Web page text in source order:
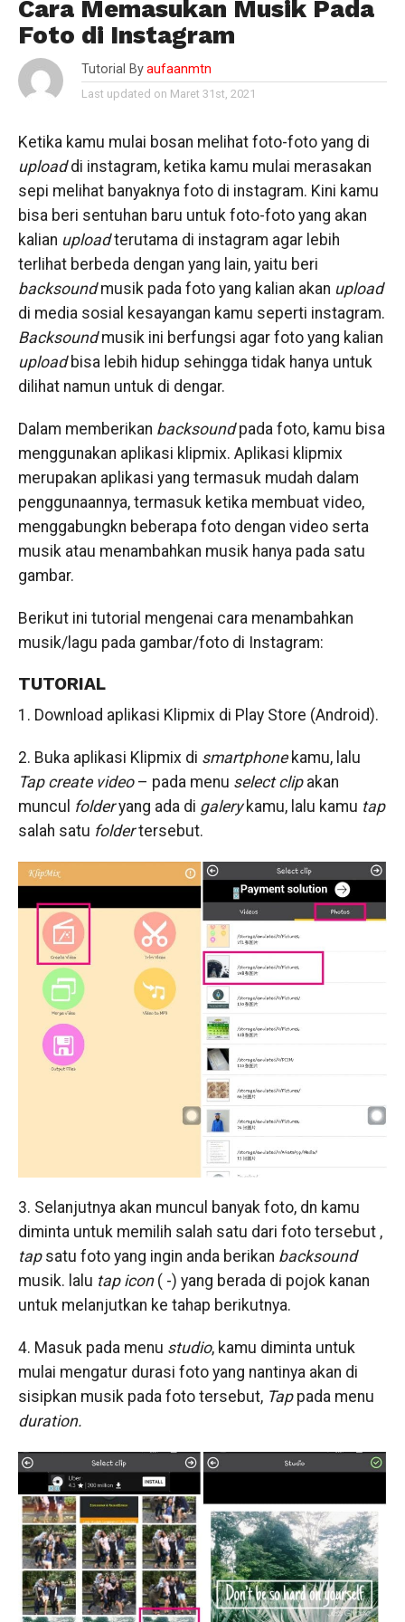
Cara Memasukan Musik Pada
Foto di Instagram
Tutorial By aufaanmtn
Last updated on Maret 31st, 2021
Ketika kamu mulai bosan melihat foto-foto yang di
uploaddi instagram, ketika kamu mulai merasakan
sepi melihat banyaknya foto di instagram. Kini kamu
bisa beri sentuhan baru untuk foto-foto yang akan
kalian uploadterutama di instagram agar lebih
terlihat berbeda dengan yang lain, yaitu beri
backsoundmusik pada foto yang kalian akan upload
di media sosial kesayangan kamu seperti instagram.
Backsoundmusik ini berfungsi agar foto yang kalian
uploadbisa lebih hidup sehingga tidak hanya untuk
dilihat namun untuk di dengar.
Dalam memberikan backsoundpada foto, kamu bisa
menggunakan aplikasi klipmix. Aplikasi klipmix
merupakan aplikasi yang termasuk mudah dalam
penggunaannya, termasuk ketika membuat video,
menggabungkn beberapa foto dengan video serta
musik atau menambahkan musik hanya pada satu
gambar.
Berikut ini tutorial mengenai cara menambahkan
musik/lagu pada gambar/foto di Instagram:
TUTORIAL
1. Download aplikasi Klipmix di Play Store (Android).
2. Buka aplikasi Klipmix di smartphonekamu, lalu
Tap create video– pada menu select clipakan
muncul folderyang ada di galerykamu, lalu kamu tap
salah satu foldertersebut.
3. Selanjutnya akan muncul banyak foto, dn kamu
diminta untuk memilih salah satu dari foto tersebut ,
tapsatu foto yang ingin anda berikan backsound
musik. lalu tap icon( -) yang berada di pojok kanan
untuk melanjutkan ke tahap berikutnya.
4. Masuk pada menu studio, kamu diminta untuk
mulai mengatur durasi foto yang nantinya akan di
sisipkan musik pada foto tersebut, Tappada menu
duration.